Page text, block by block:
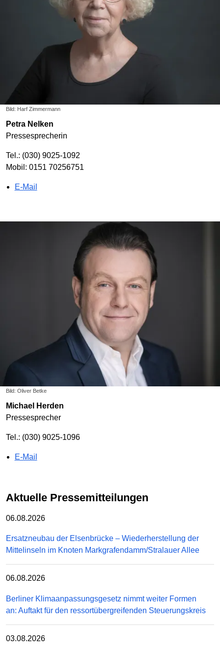
Bild: Harf Zimmermann
Petra Nelken
Pressesprecherin
Tel.: (030) 9025-1092
Mobil: 0151 70256751
E-Mail
Bild: Oliver Betke
Michael Herden
Pressesprecher
Tel.: (030) 9025-1096
E-Mail
Aktuelle Pressemitteilungen
06.08.2026
Ersatzneubau der Elsenbrücke – Wiederherstellung der
Mittelinseln im Knoten Markgrafendamm/Stralauer Allee
06.08.2026
Berliner Klimaanpassungsgesetz nimmt weiter Formen
an: Auftakt für den ressortübergreifenden Steuerungskreis
03.08.2026